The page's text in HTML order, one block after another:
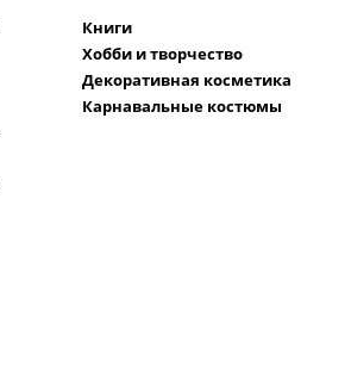
Книги
Хобби и творчество
Декоративная косметика
Карнавальные костюмы